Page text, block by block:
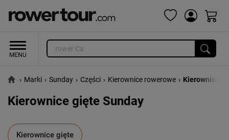
› Marki › Sunday › Części › Kierownice rowerowe › Kierownice
Kierownice gięte Sunday
Kierownice gięte